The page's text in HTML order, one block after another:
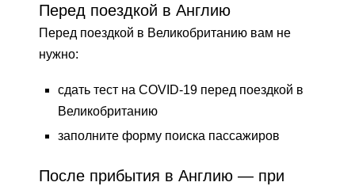
Перед поездкой в ​​Англию
Перед поездкой в ​​Великобританию вам не
нужно:
сдать тест на COVID-19 перед поездкой в ​​
Великобританию
заполните форму поиска пассажиров
После прибытия в Англию — при